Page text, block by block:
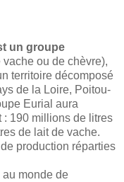
un groupe
vache ou de chèvre),
territoire décomposé
de la Loire, Poitou-
Eurial aura
: 190 millions de litres
de lait de vache.
production réparties
au monde de